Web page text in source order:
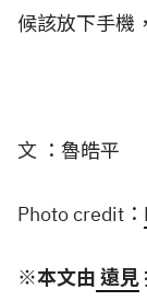
候該放下手機
文 ：魯皓平
Photo credit：
※本文由 遠見